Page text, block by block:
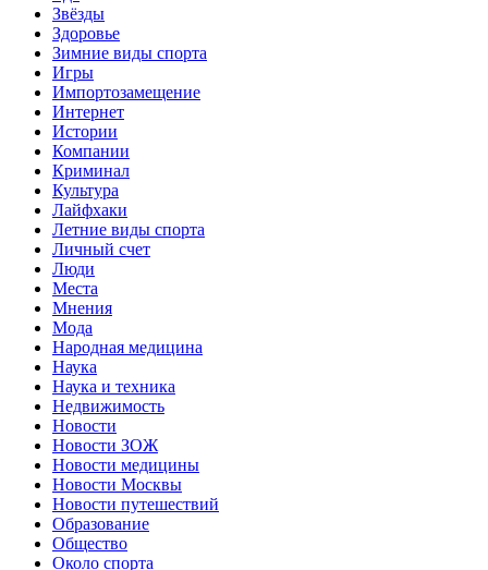
Звёзды
Здоровье
Зимние виды спорта
Игры
Импортозамещение
Интернет
Истории
Компании
Криминал
Культура
Лайфхаки
Летние виды спорта
Личный счет
Люди
Места
Мнения
Мода
Народная медицина
Наука
Наука и техника
Недвижимость
Новости
Новости ЗОЖ
Новости медицины
Новости Москвы
Новости путешествий
Образование
Общество
Около спорта